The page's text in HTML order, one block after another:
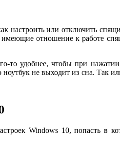
настроить или отключить
отношение к работе
то удобнее, чтобы при
не выходит из сна. Так
Windows 10, попасть